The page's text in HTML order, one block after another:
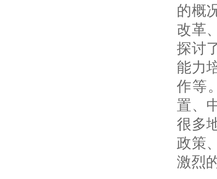
的概
改革
探讨
能力
作等
置、
很多
政策
激烈